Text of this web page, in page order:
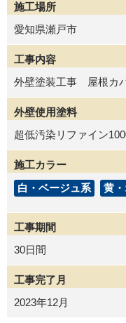
施工場所
愛知県瀬戸市
工事内容
外壁塗装工事 屋根カ
外壁使用塗料
超低汚染リファイン
施工カラー
白・ベージュ系
黄
工事期間
30日間
工事完了月
2023年12月